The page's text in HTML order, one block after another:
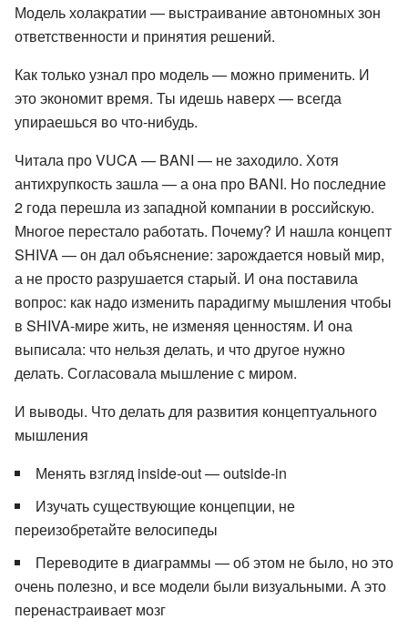
Модель холакратии — выстраивание автономных зон
ответственности и принятия решений.
Как только узнал про модель — можно применить. И
это экономит время. Ты идешь наверх — всегда
упираешься во что-нибудь.
Читала про VUCA — BANI — не заходило. Хотя
антихрупкость зашла — а она про BANI. Но последние
2 года перешла из западной компании в российскую.
Многое перестало работать. Почему? И нашла концепт
SHIVA — он дал объяснение: зарождается новый мир,
а не просто разрушается старый. И она поставила
вопрос: как надо изменить парадигму мышления чтобы
в SHIVA-мире жить, не изменяя ценностям. И она
выписала: что нельзя делать, и что другое нужно
делать. Согласовала мышление с миром.
И выводы. Что делать для развития концептуального
мышления
Менять взгляд inside-out — outside-in
Изучать существующие концепции, не
переизобретайте велосипеды
Переводите в диаграммы — об этом не было, но это
очень полезно, и все модели были визуальными. А это
перенастраивает мозг